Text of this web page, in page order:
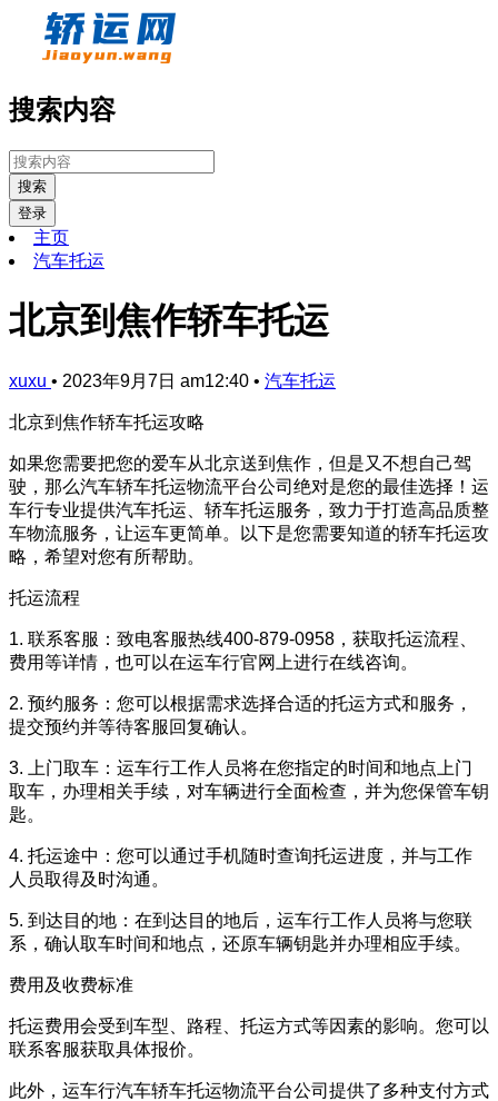
搜索内容
搜索
登录
主页
汽车托运
北京到焦作轿车托运
xuxu • 2023年9月7日 am12:40 • 汽车托运
北京到焦作轿车托运攻略
如果您需要把您的爱车从北京送到焦作，但是又不想自己驾
驶，那么汽车轿车托运物流平台公司绝对是您的最佳选择！运
车行专业提供汽车托运、轿车托运服务，致力于打造高品质整
车物流服务，让运车更简单。以下是您需要知道的轿车托运攻
略，希望对您有所帮助。
托运流程
1. 联系客服：致电客服热线400-879-0958，获取托运流程、
费用等详情，也可以在运车行官网上进行在线咨询。
2. 预约服务：您可以根据需求选择合适的托运方式和服务，
提交预约并等待客服回复确认。
3. 上门取车：运车行工作人员将在您指定的时间和地点上门
取车，办理相关手续，对车辆进行全面检查，并为您保管车钥
匙。
4. 托运途中：您可以通过手机随时查询托运进度，并与工作
人员取得及时沟通。
5. 到达目的地：在到达目的地后，运车行工作人员将与您联
系，确认取车时间和地点，还原车辆钥匙并办理相应手续。
费用及收费标准
托运费用会受到车型、路程、托运方式等因素的影响。您可以
联系客服获取具体报价。
此外，运车行汽车轿车托运物流平台公司提供了多种支付方式